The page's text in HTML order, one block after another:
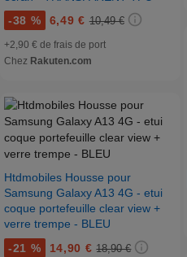
-38 % 6,49 € 10,49 €
+2,90 € de frais de port
Chez Rakuten.com
Htdmobiles Housse pour
Samsung Galaxy A13 4G - etui
coque portefeuille clear view +
verre trempe - BLEU
-21 % 14,90 € 18,90 €